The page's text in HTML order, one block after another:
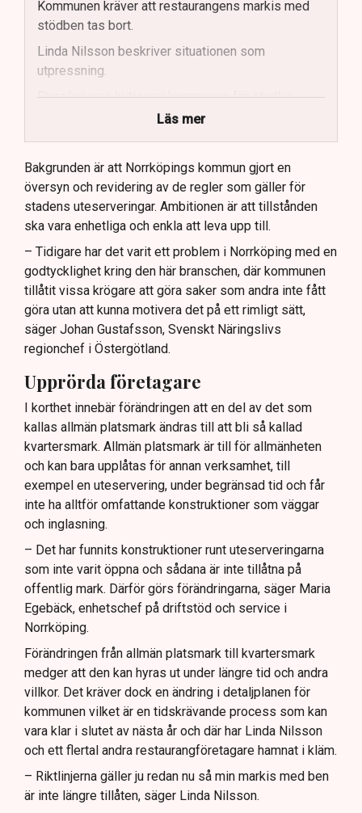
Kommunen kräver att restaurangens markis med
stödben tas bort.
Linda Nilsson beskriver situationen som
utpressning.
Flera krögare kritiserar kommunen för otydlig
Kommunen vill skapa enhetliga regler för
uteserveringar.
Lindas Kula ställer in uteserveringen för
sommaren.
Läs mer
Bakgrunden är att Norrköpings kommun gjort en
översyn och revidering av de regler som gäller för
stadens uteserveringar. Ambitionen är att tillstånden
ska vara enhetliga och enkla att leva upp till.
– Tidigare har det varit ett problem i Norrköping med en
godtycklighet kring den här branschen, där kommunen
tillåtit vissa krögare att göra saker som andra inte fått
göra utan att kunna motivera det på ett rimligt sätt,
säger Johan Gustafsson, Svenskt Näringslivs
regionchef i Östergötland.
Upprörda företagare
I korthet innebär förändringen att en del av det som
kallas allmän platsmark ändras till att bli så kallad
kvartersmark. Allmän platsmark är till för allmänheten
och kan bara upplåtas för annan verksamhet, till
exempel en uteservering, under begränsad tid och får
inte ha alltför omfattande konstruktioner som väggar
och inglasning.
– Det har funnits konstruktioner runt uteserveringarna
som inte varit öppna och sådana är inte tillåtna på
offentlig mark. Därför görs förändringarna, säger Maria
Egebäck, enhetschef på driftstöd och service i
Norrköping.
Förändringen från allmän platsmark till kvartersmark
medger att den kan hyras ut under längre tid och andra
villkor. Det kräver dock en ändring i detaljplanen för
kommunen vilket är en tidskrävande process som kan
vara klar i slutet av nästa år och där har Linda Nilsson
och ett flertal andra restaurangföretagare hamnat i kläm.
– Riktlinjerna gäller ju redan nu så min markis med ben
är inte längre tillåten, säger Linda Nilsson.